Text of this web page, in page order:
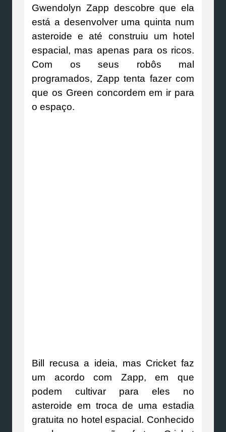
Gwendolyn Zapp descobre que ela
está a desenvolver uma quinta num
asteroide e até construiu um hotel
espacial, mas apenas para os ricos.
Com os seus robôs mal
programados, Zapp tenta fazer com
que os Green concordem em ir para
o espaço.
Bill recusa a ideia, mas Cricket faz
um acordo com Zapp, em que
podem cultivar para eles no
asteroide em troca de uma estadia
gratuita no hotel espacial. Conhecido